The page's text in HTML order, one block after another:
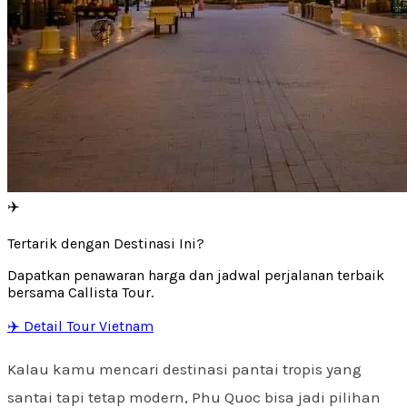
✈️
Tertarik dengan Destinasi Ini?
Dapatkan penawaran harga dan jadwal perjalanan terbaik
bersama Callista Tour.
✈️ Detail Tour Vietnam
Kalau kamu mencari destinasi pantai tropis yang
santai tapi tetap modern, Phu Quoc bisa jadi pilihan